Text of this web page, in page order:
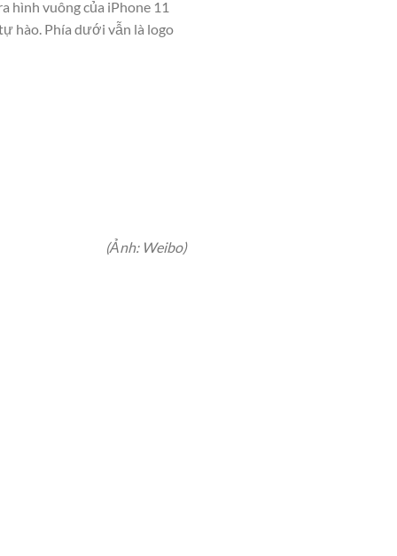
hình vuông của iPhone 11
hào. Phía dưới vẫn là logo
(Ảnh: Weibo)